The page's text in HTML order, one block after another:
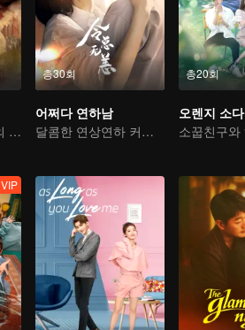
벽 속의 인연, 궁전의 사랑
총30회
어쩌다 연하남
달콤한 연상연하 커플, 미인의 강압적인 사랑
총20회
오렌지 소다
VIP